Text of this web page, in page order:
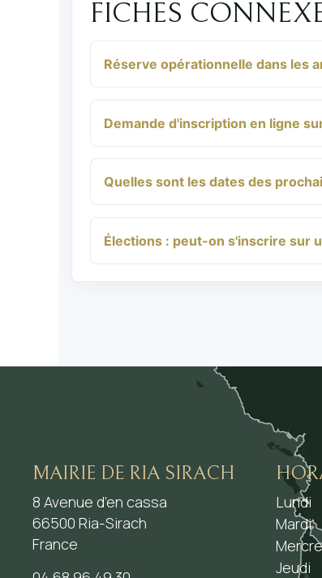
FICHES
Réserve opérationnelle dans les
Demande d'inscription en ligne
Quelles sont les dates des
Élections : peut-on s'inscrire sur
MAIRIE DE RIA SIRACH
8 Avenue d’en cassa
66500 Ria-Sirach
France
Lundi
Mardi
Jeudi